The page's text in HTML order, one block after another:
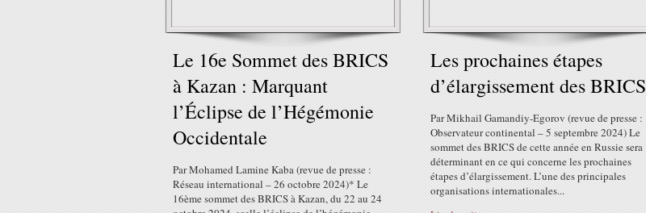
Le 16e Sommet des BRICS
à Kazan : Marquant
l’Éclipse de l’Hégémonie
Occidentale
Par Mohamed Lamine Kaba (revue de presse :
Réseau international – 26 octobre 2024)* Le
16ème sommet des BRICS à Kazan, du 22 au 24
Les prochaines étapes
d’élargissement des BRICS
Par Mikhail Gamandiy-Egorov (revue de presse :
Observateur continental – 5 septembre 2024) Le
sommet des BRICS de cette année en Russie sera
déterminant en ce qui concerne les prochaines
étapes d’élargissement. L’une des principales
organisations internationales...